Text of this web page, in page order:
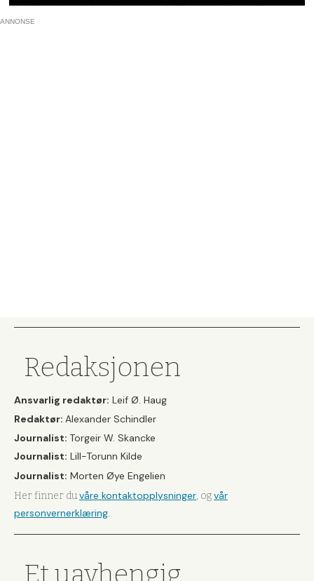
ANNONSE
Redaksjonen
Ansvarlig redaktør: Leif Ø. Haug
Redaktør: Alexander Schindler
Journalist: Torgeir W. Skancke
Journalist: Lill-Torunn Kilde
Journalist: Morten Øye Engelien
Her finner duvåre kontaktopplysninger, ogvår
personvernerklæring.
Et uavhengig